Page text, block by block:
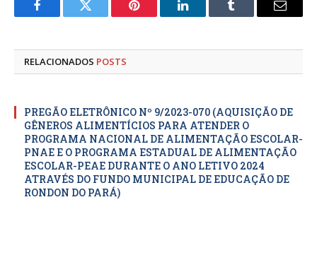
FacebookTwitter Pinterest LinkedInTumblr
E-
RELACIONADOS POSTS
PREGÃO ELETRÔNICO Nº 9/2023-070 (AQUISIÇÃO DE
GÊNEROS ALIMENTÍCIOS PARA ATENDER O
PROGRAMA NACIONAL DE ALIMENTAÇÃO ESCOLAR-
PNAE E O PROGRAMA ESTADUAL DE ALIMENTAÇÃO
ESCOLAR-PEAE DURANTE O ANO LETIVO 2024
ATRAVÉS DO FUNDO MUNICIPAL DE EDUCAÇÃO DE
RONDON DO PARÁ)